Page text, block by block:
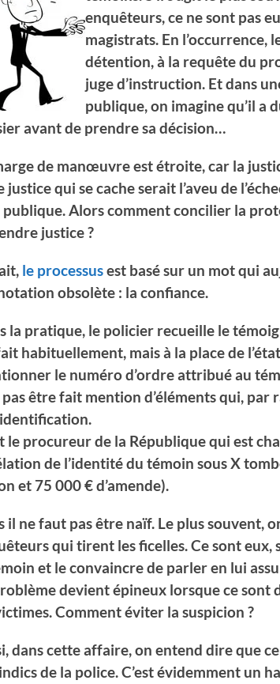
enquêteurs, ce ne sont pas
magistrats. En l’occurrence,
détention, à la requête du
juge d’instruction. Et dans
publique, on imagine qu’il a
avant de prendre sa décision…
de manœuvre est étroite, car la
justice qui se cache serait l’aveu de
Alors comment concilier la
justice ?
le processusest basé sur un mot qui
obsolète : la confiance.
la pratique, le policier recueille le
habituellement, mais à la place de
le numéro d’ordre attribué au
être fait mention d’éléments qui,
le procureur de la République qui est
de l’identité du témoin sous X
et 75 000 € d’amende).
il ne faut pas être naïf. Le plus souvent,
qui tirent les ficelles. Ce sont
et le convaincre de parler en lui
devient épineux lorsque ce sont
Comment éviter la suspicion ?
dans cette affaire, on entend dire que
de la police. C’est évidemment un